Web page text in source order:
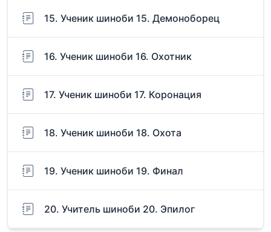
15. Ученик шиноби 15. Демоноборец
16. Ученик шиноби 16. Охотник
17. Ученик шиноби 17. Коронация
18. Ученик шиноби 18. Охота
19. Ученик шиноби 19. Финал
20. Учитель шиноби 20. Эпилог